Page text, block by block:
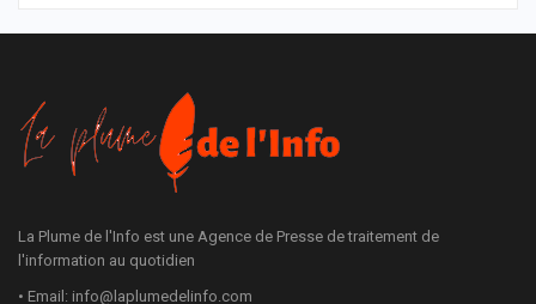
La Plume de l'Info est une Agence de Presse de traitement de
l'information au quotidien
• Email: info@laplumedelinfo.com